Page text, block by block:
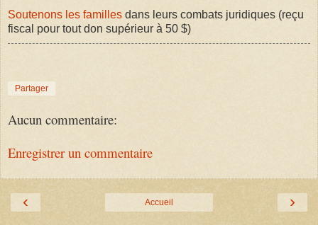
Soutenons les familles dans leurs combats juridiques (reçu
fiscal pour tout don supérieur à 50 $)
Partager
Aucun commentaire:
Enregistrer un commentaire
‹ ›
Accueil